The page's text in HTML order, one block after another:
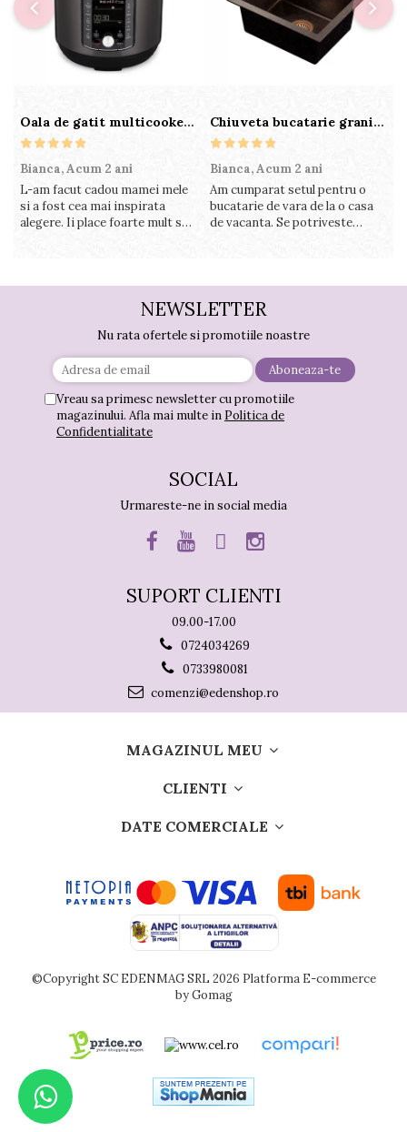
Oala de gatit multicooker 11 functii Instant Pot Pro Crisp 8 + Air Fryer 7.6 lt
Bianca,Acum 2 ani
L-am facut cadou mamei mele
si a fost cea mai inspirata
alegere. Ii place foarte mult sa
gandesc serios sa imi cumpar
si eu! Recomand mult !
Chiuveta bucatarie granit cu finisaj negru perlat/cupru Steingran Art Copper cu dozator si baterie Quadron
Bianca,Acum 2 ani
Am cumparat setul pentru o
bucatarie de vara de la o casa
de vacanta. Se potriveste
cu drag !
NEWSLETTER
Nu rata ofertele si promotiile noastre
Vreau sa primesc newsletter cu promotiile
magazinului. Afla mai multe in Politica de
Confidentialitate
SOCIAL
Urmareste-ne in social media
SUPORT CLIENTI
09.00-17.00
0724034269
0733980081
comenzi@edenshop.ro
MAGAZINUL MEU
CLIENTI
DATE COMERCIALE
©Copyright SC EDENMAG SRL 2026 Platforma E-commerce
by Gomag